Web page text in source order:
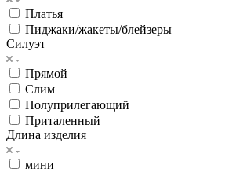
Платья
Пиджаки/жакеты/блейзеры
Силуэт
Прямой
Слим
Полуприлегающий
Приталенный
Длина изделия
мини